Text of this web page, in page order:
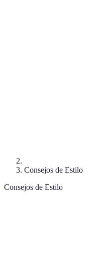
Consejos de Estilo
Consejos de Estilo